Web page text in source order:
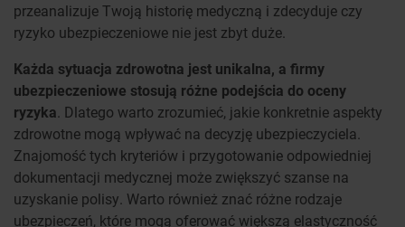
przeanalizuje Twoją historię medyczną i zdecyduje czy
ryzyko ubezpieczeniowe nie jest zbyt duże.
Każda sytuacja zdrowotna jest unikalna, a firmy
ubezpieczeniowe stosują różne podejścia do oceny
ryzyka. Dlatego warto zrozumieć, jakie konkretnie aspekty
zdrowotne mogą wpływać na decyzję ubezpieczyciela.
Znajomość tych kryteriów i przygotowanie odpowiedniej
dokumentacji medycznej może zwiększyć szanse na
uzyskanie polisy. Warto również znać różne rodzaje
ubezpieczeń, które mogą oferować większą elastyczność